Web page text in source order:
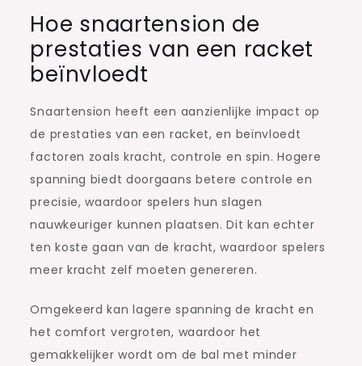
Hoe snaartension de
prestaties van een racket
beïnvloedt
Snaartension heeft een aanzienlijke impact op
de prestaties van een racket, en beïnvloedt
factoren zoals kracht, controle en spin. Hogere
spanning biedt doorgaans betere controle en
precisie, waardoor spelers hun slagen
nauwkeuriger kunnen plaatsen. Dit kan echter
ten koste gaan van de kracht, waardoor spelers
meer kracht zelf moeten genereren.
Omgekeerd kan lagere spanning de kracht en
het comfort vergroten, waardoor het
gemakkelijker wordt om de bal met minder